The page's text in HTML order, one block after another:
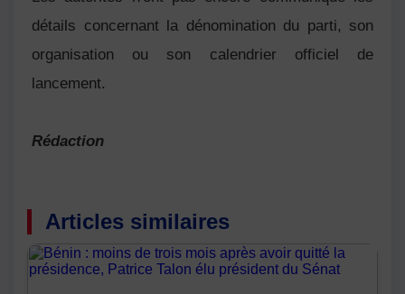
détails concernant la dénomination du parti, son
organisation ou son calendrier officiel de
lancement.
Rédaction
Articles similaires